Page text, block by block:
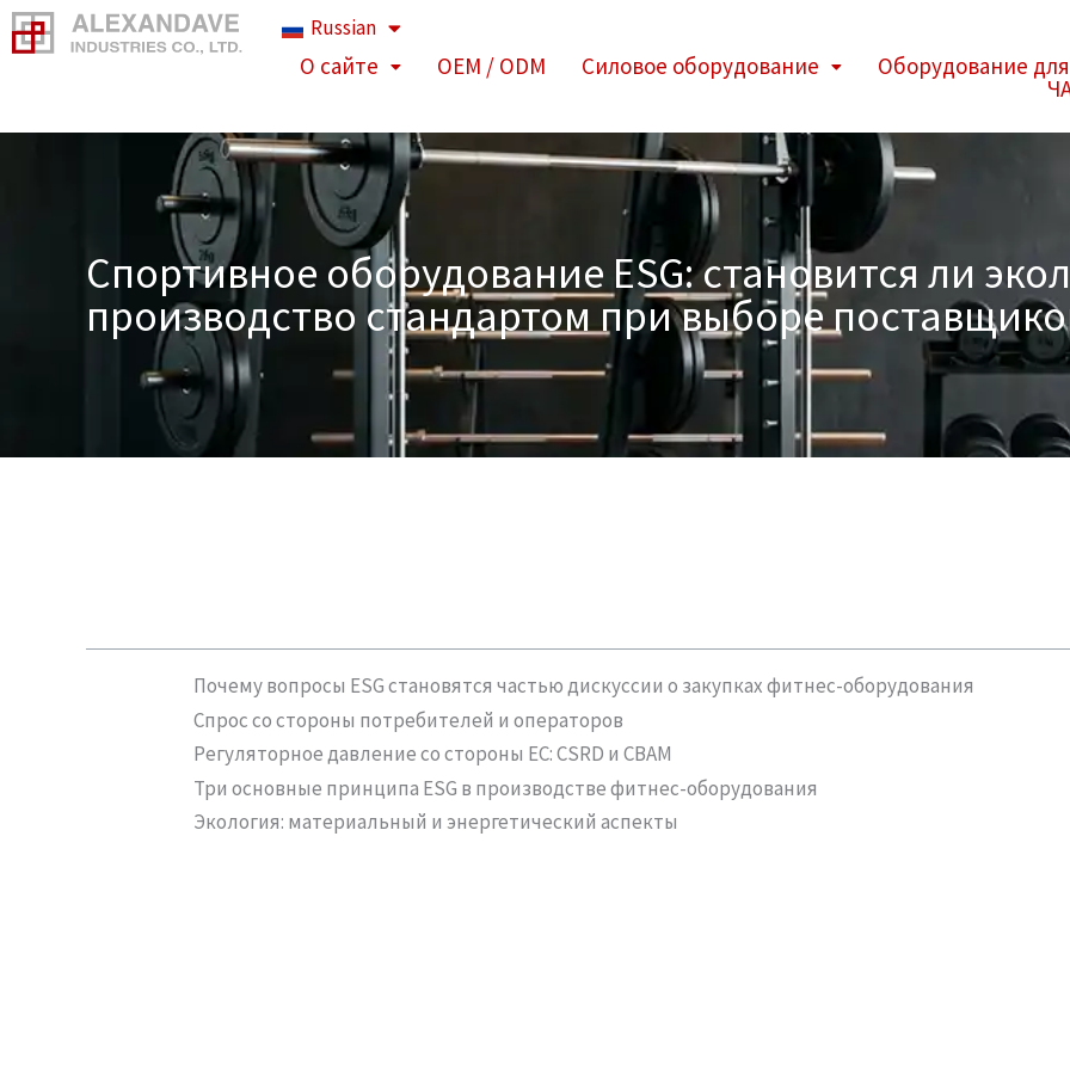
Перейти
Russian
О сайте OEM / ODM Силовое оборудование Оборудование
Спортивное оборудование ESG: становится ли
производство стандартом при выборе
Почему вопросы ESG становятся частью дискуссии о закупках фитнес-оборудования
Спрос со стороны потребителей и операторов
Регуляторное давление со стороны ЕС: CSRD и CBAM
Три основные принципа ESG в производстве фитнес-оборудования
Экология: материальный и энергетический аспекты